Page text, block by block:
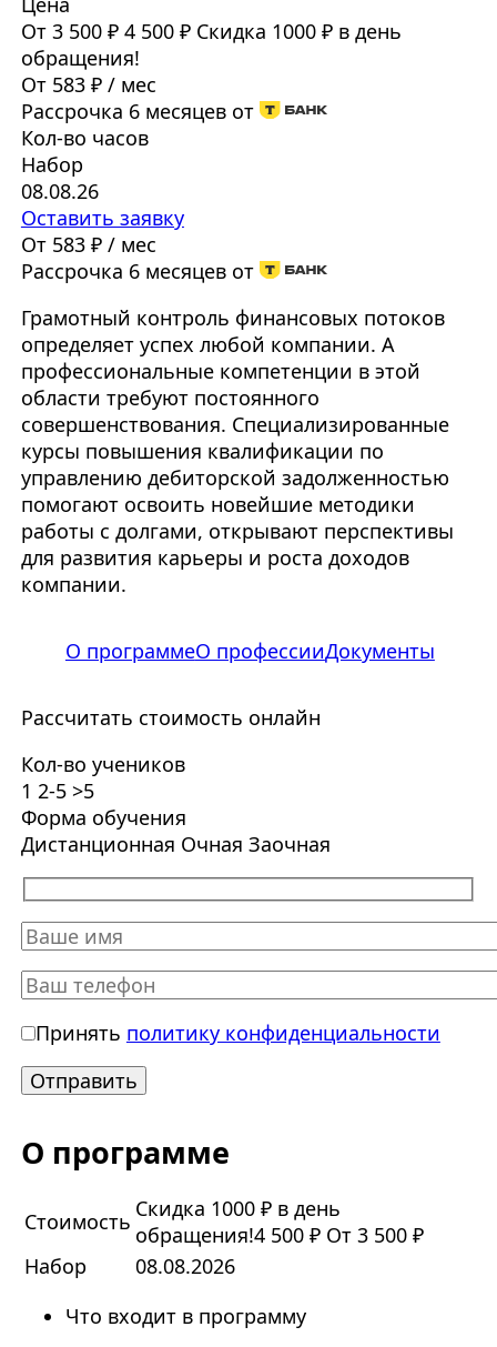
От 3 500 ₽ 4 500 ₽ Скидка 1000 ₽ в день
обращения!
От 583 ₽ / мес
Рассрочка 6 месяцев от
Кол-во часов
Набор
08.08.26
Оставить заявку
От 583 ₽ / мес
Рассрочка 6 месяцев от
Грамотный контроль финансовых потоков
определяет успех любой компании. А
профессиональные компетенции в этой
области требуют постоянного
совершенствования. Специализированные
курсы повышения квалификации по
управлению дебиторской задолженностью
помогают освоить новейшие методики
работы с долгами, открывают перспективы
для развития карьеры и роста доходов
компании.
О программеО профессииДокументы
Рассчитать стоимость онлайн
Кол-во учеников
1 2-5 >5
Форма обучения
Дистанционная Очная Заочная
Принять политику конфиденциальности
О программе
Стоимость Скидка 1000 ₽ в день
обращения!4 500 ₽ От 3 500 ₽
Набор
08.08.2026
Что входит в программу